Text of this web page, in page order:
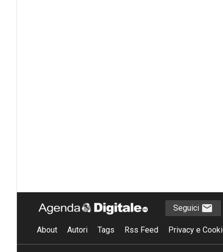
Seguici
About Autori Tags Rss Feed Privacy e